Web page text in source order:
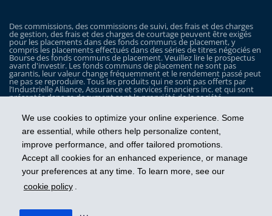
We use cookies to optimize your online experience. Some
are essential, while others help personalize content,
improve performance, and offer tailored promotions.
Accept all cookies for an enhanced experience, or manage
your preferences at any time. To learn more, see our
cookie policy .
Des commissions, des commissions de suivi, des frais et des charges
de gestion, des frais et des charges de courtage peuvent être exigés
pour les placements dans des fonds communs de placement, y
compris les placements effectués dans des séries de titres négociés en
Bourse des fonds communs de placement. Veuillez lire le prospectus
avant d'investir. Les fonds communs de placement ne sont pas
garantis, leur valeur change fréquemment et le rendement passé peut
ne pas se reproduire. Tous les produits qui ne sont pas offerts par
l’Industrielle Alliance, Assurance et services financiers inc. et qui sont
présentés dans ce document sont la propriété de la société
sont utilisés ici qu’à titre d’illustration seulement.
Les Fonds iA Clarington sont gérés par Placements IA Clarington inc. iA
Clarington, le logo d’iA Clarington, iA Gestion de patrimoine et le logo
de iA Gestion de patrimoine sont des marques de commerce, utilisées
sous licence, de l’Industrielle Alliance, Assurance et services financiers